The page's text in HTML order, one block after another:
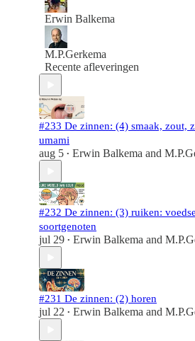
Erwin Balkema
M.P.Gerkema
Recente afleveringen
#233 De zinnen: (4) smaak, zout,
umami
aug 5 • Erwin Balkema and
#232 De zinnen: (3) ruiken:
soortgenoten
jul 29 • Erwin Balkema and
#231 De zinnen: (2) horen
jul 22 • Erwin Balkema and